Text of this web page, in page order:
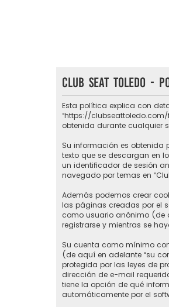
Club Seat Toledo -
Esta política explica con
“https://clubseattoledo.com/
obtenida durante cualquier
Su información es obtenida
texto que se descargan en
un identificador de sesión
navegado por temas en
Además podemos crear
las páginas creadas por el
como usuario anónimo (de
registrarse y mientras se
Su cuenta como mínimo
(de aquí en adelante “su
protegida por las leyes de
dirección de e-mail
tiene la opción de qué
automáticamente por el